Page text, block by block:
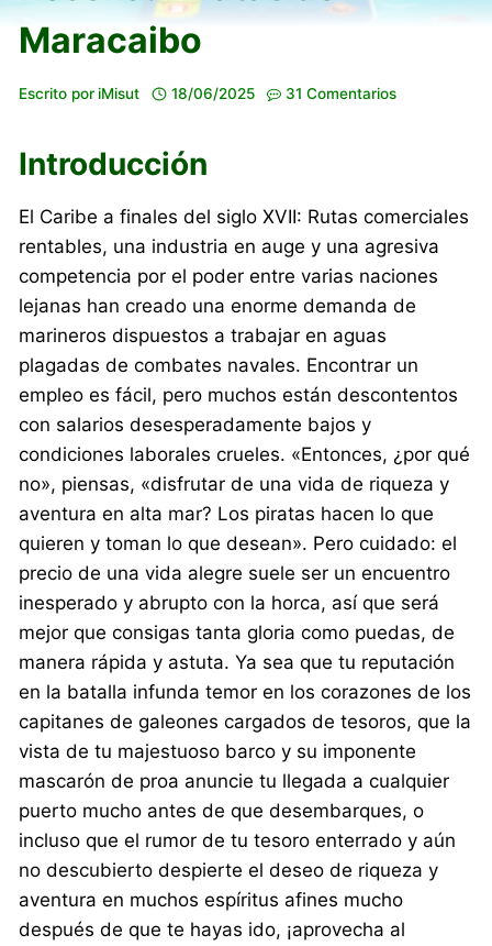
Maracaibo
Escrito por iMisut 18/06/2025 31 Comentarios
Introducción
El Caribe a finales del siglo XVII: Rutas comerciales
rentables, una industria en auge y una agresiva
competencia por el poder entre varias naciones
lejanas han creado una enorme demanda de
marineros dispuestos a trabajar en aguas
plagadas de combates navales. Encontrar un
empleo es fácil, pero muchos están descontentos
con salarios desesperadamente bajos y
condiciones laborales crueles. «Entonces, ¿por qué
no», piensas, «disfrutar de una vida de riqueza y
aventura en alta mar? Los piratas hacen lo que
quieren y toman lo que desean». Pero cuidado: el
precio de una vida alegre suele ser un encuentro
inesperado y abrupto con la horca, así que será
mejor que consigas tanta gloria como puedas, de
manera rápida y astuta. Ya sea que tu reputación
en la batalla infunda temor en los corazones de los
capitanes de galeones cargados de tesoros, que la
vista de tu majestuoso barco y su imponente
mascarón de proa anuncie tu llegada a cualquier
puerto mucho antes de que desembarques, o
incluso que el rumor de tu tesoro enterrado y aún
no descubierto despierte el deseo de riqueza y
aventura en muchos espíritus afines mucho
después de que te hayas ido, ¡aprovecha al